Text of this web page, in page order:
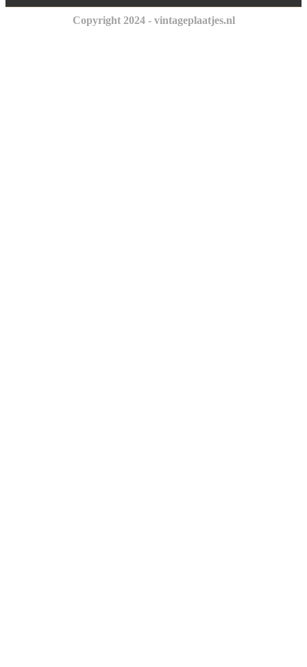
Copyright 2024 - vintageplaatjes.nl